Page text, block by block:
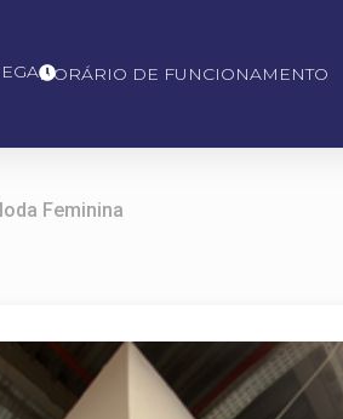
HORÁRIO DE FUNCIONAMENTO
Feminina